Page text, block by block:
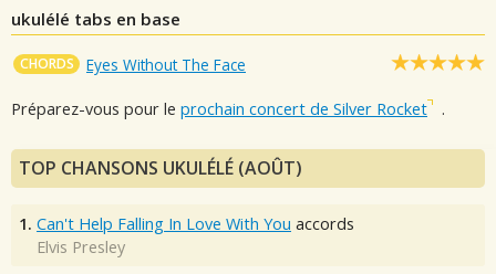
ukulélé tabs en base
CHORDS Eyes Without The Face
Préparez-vous pour le prochain concert de Silver Rocket .
TOP CHANSONS UKULÉLÉ (AOÛT)
1. Can't Help Falling In Love With You accords
Elvis Presley